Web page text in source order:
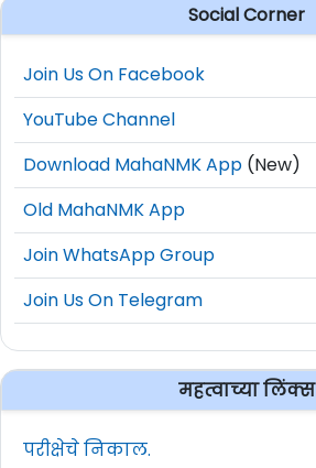
Social Corner
Join Us On Facebook
YouTube Channel
Download MahaNMK App (New)
Old MahaNMK App
Join WhatsApp Group
Join Us On Telegram
महत्वाच्या लिंक्स
परीक्षेचे निकाल.